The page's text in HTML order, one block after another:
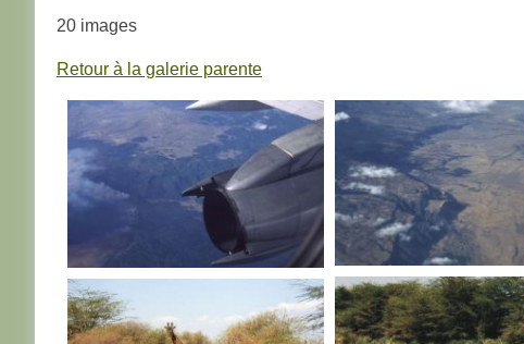
20 images
Retour à la galerie parente
TANZANIE TANZANIE